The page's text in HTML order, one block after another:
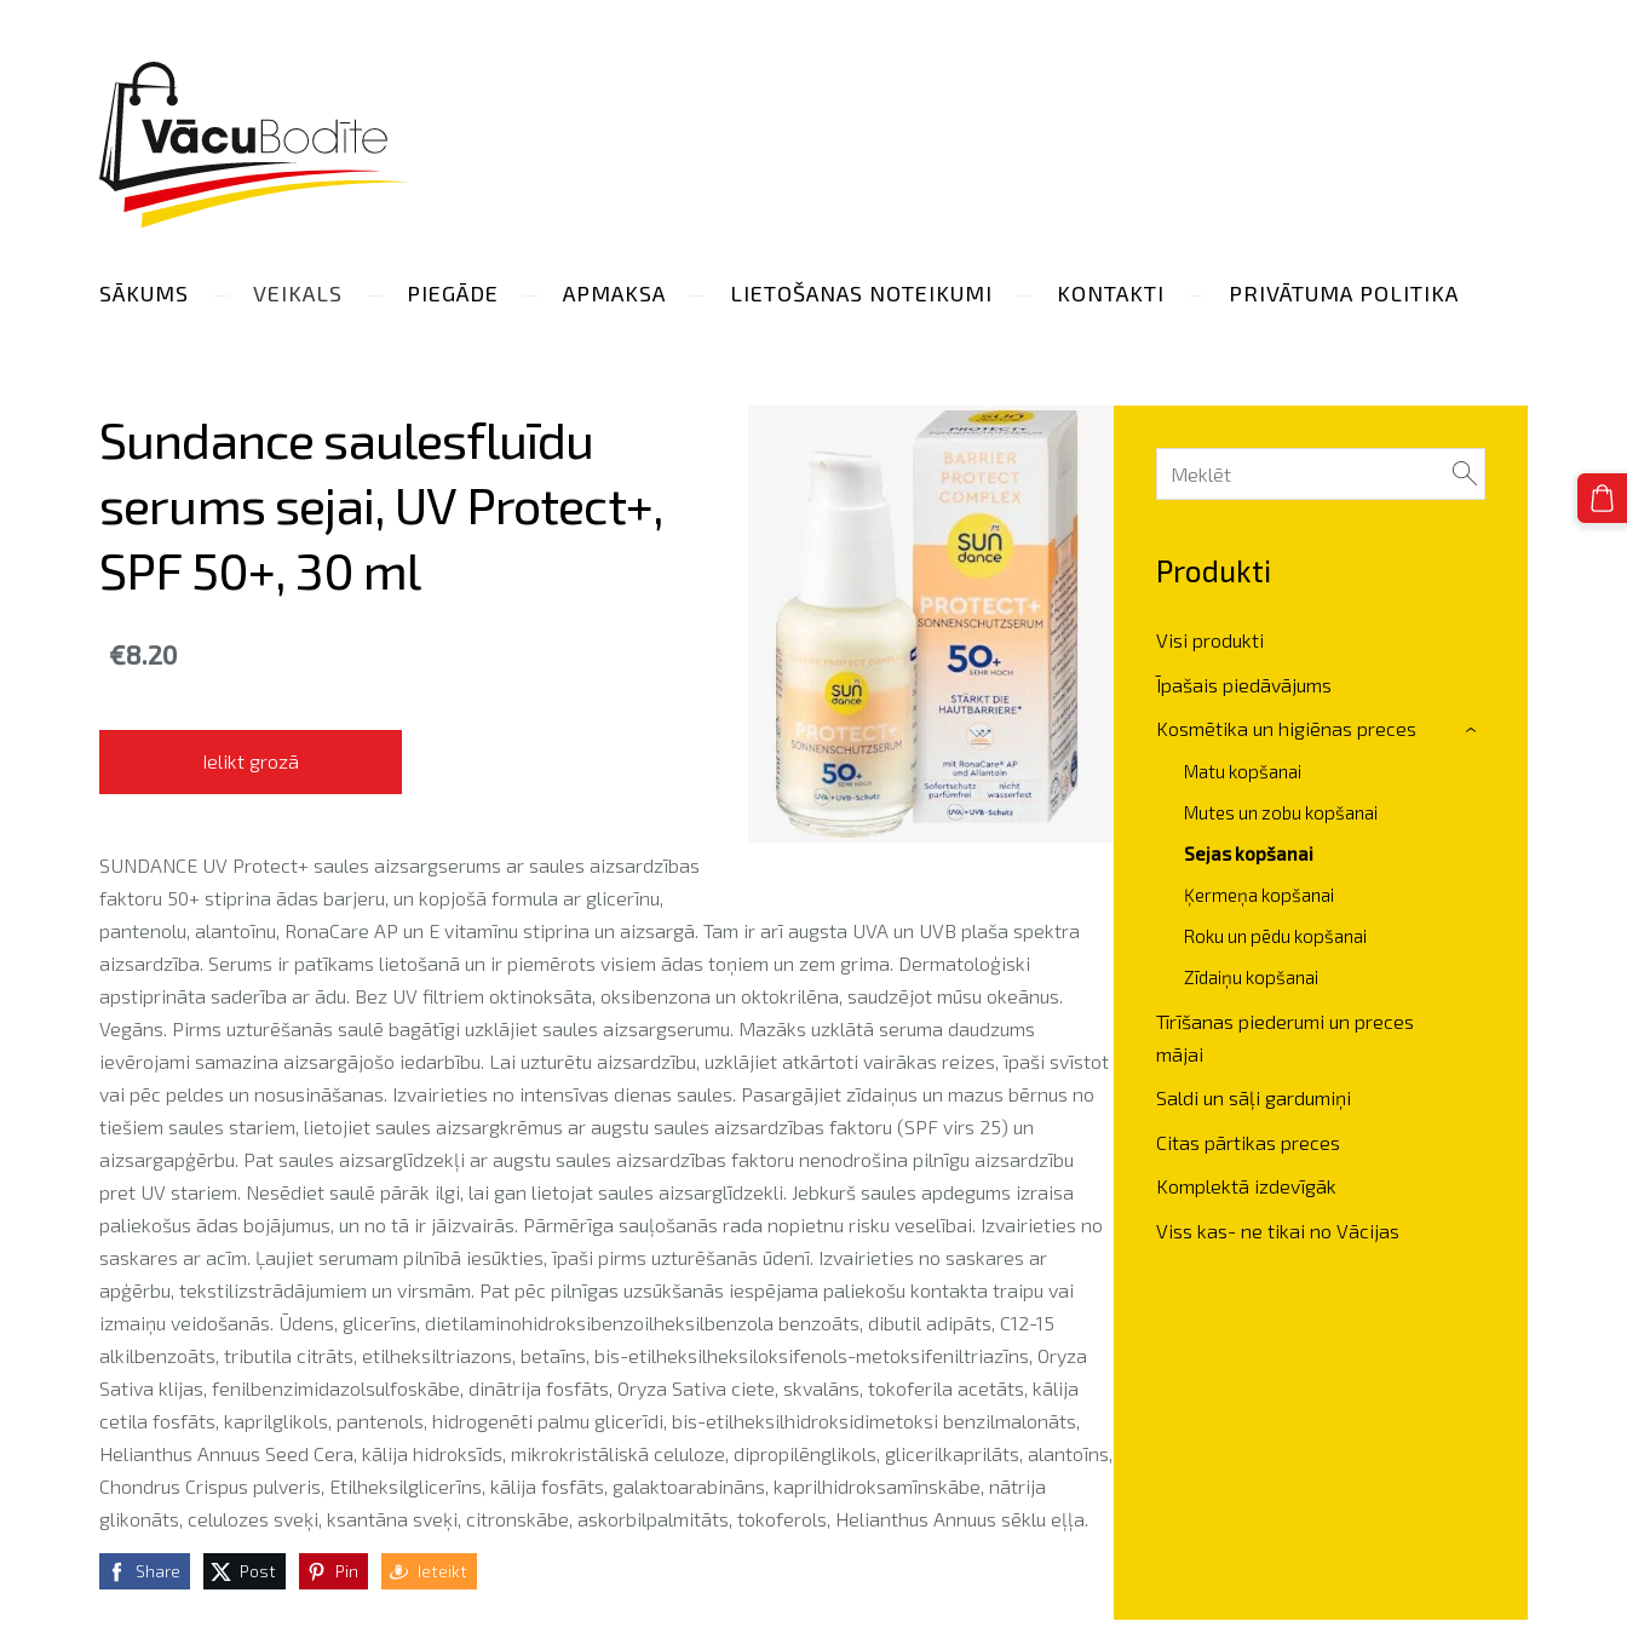
SĀKUMS VEIKALS PIEGĀDE APMAKSA LIETOŠANAS NOTEIKUMI KONTAKTI PRIVĀTUMA POLITIKA
Produkti
Visi produkti
Īpašais piedāvājums
Kosmētika un higiēnas preces
Matu kopšanai
Mutes un zobu kopšanai
Sejas kopšanai
Ķermeņa kopšanai
Roku un pēdu kopšanai
Zīdaiņu kopšanai
›
Tīrīšanas piederumi un preces
mājai
Saldi un sāļi gardumiņi
Citas pārtikas preces
Komplektā izdevīgāk
Viss kas- ne tikai no Vācijas
Sundance saulesfluīdu
serums sejai, UV Protect+,
SPF 50+, 30 ml
€8.20
Ielikt grozā
SUNDANCE UV Protect+ saules aizsargserums ar saules aizsardzības
faktoru 50+ stiprina ādas barjeru, un kopjošā formula ar glicerīnu,
pantenolu, alantoīnu, RonaCare AP un E vitamīnu stiprina un aizsargā. Tam ir arī augsta UVA un UVB plaša spektra
aizsardzība. Serums ir patīkams lietošanā un ir piemērots visiem ādas toņiem un zem grima. Dermatoloģiski
apstiprināta saderība ar ādu. Bez UV filtriem oktinoksāta, oksibenzona un oktokrilēna, saudzējot mūsu okeānus.
Vegāns. Pirms uzturēšanās saulē bagātīgi uzklājiet saules aizsargserumu. Mazāks uzklātā seruma daudzums
ievērojami samazina aizsargājošo iedarbību. Lai uzturētu aizsardzību, uzklājiet atkārtoti vairākas reizes, īpaši svīstot
vai pēc peldes un nosusināšanas. Izvairieties no intensīvas dienas saules. Pasargājiet zīdaiņus un mazus bērnus no
tiešiem saules stariem, lietojiet saules aizsargkrēmus ar augstu saules aizsardzības faktoru (SPF virs 25) un
aizsargapģērbu. Pat saules aizsarglīdzekļi ar augstu saules aizsardzības faktoru nenodrošina pilnīgu aizsardzību
pret UV stariem. Nesēdiet saulē pārāk ilgi, lai gan lietojat saules aizsarglīdzekli. Jebkurš saules apdegums izraisa
paliekošus ādas bojājumus, un no tā ir jāizvairās. Pārmērīga sauļošanās rada nopietnu risku veselībai. Izvairieties no
saskares ar acīm. Ļaujiet serumam pilnībā iesūkties, īpaši pirms uzturēšanās ūdenī. Izvairieties no saskares ar
apģērbu, tekstilizstrādājumiem un virsmām. Pat pēc pilnīgas uzsūkšanās iespējama paliekošu kontakta traipu vai
izmaiņu veidošanās. Ūdens, glicerīns, dietilaminohidroksibenzoilheksilbenzola benzoāts, dibutil adipāts, C12-15
alkilbenzoāts, tributila citrāts, etilheksiltriazons, betaīns, bis-etilheksilheksiloksifenols-metoksifeniltriazīns, Oryza
Sativa klijas, fenilbenzimidazolsulfoskābe, dinātrija fosfāts, Oryza Sativa ciete, skvalāns, tokoferila acetāts, kālija
cetila fosfāts, kaprilglikols, pantenols, hidrogenēti palmu glicerīdi, bis-etilheksilhidroksidimetoksi benzilmalonāts,
Helianthus Annuus Seed Cera, kālija hidroksīds, mikrokristāliskā celuloze, dipropilēnglikols, glicerilkaprilāts, alantoīns,
Chondrus Crispus pulveris, Etilheksilglicerīns, kālija fosfāts, galaktoarabināns, kaprilhidroksamīnskābe, nātrija
glikonāts, celulozes sveķi, ksantāna sveķi, citronskābe, askorbilpalmitāts, tokoferols, Helianthus Annuus sēklu eļļa.
Share Post Pin Ieteikt